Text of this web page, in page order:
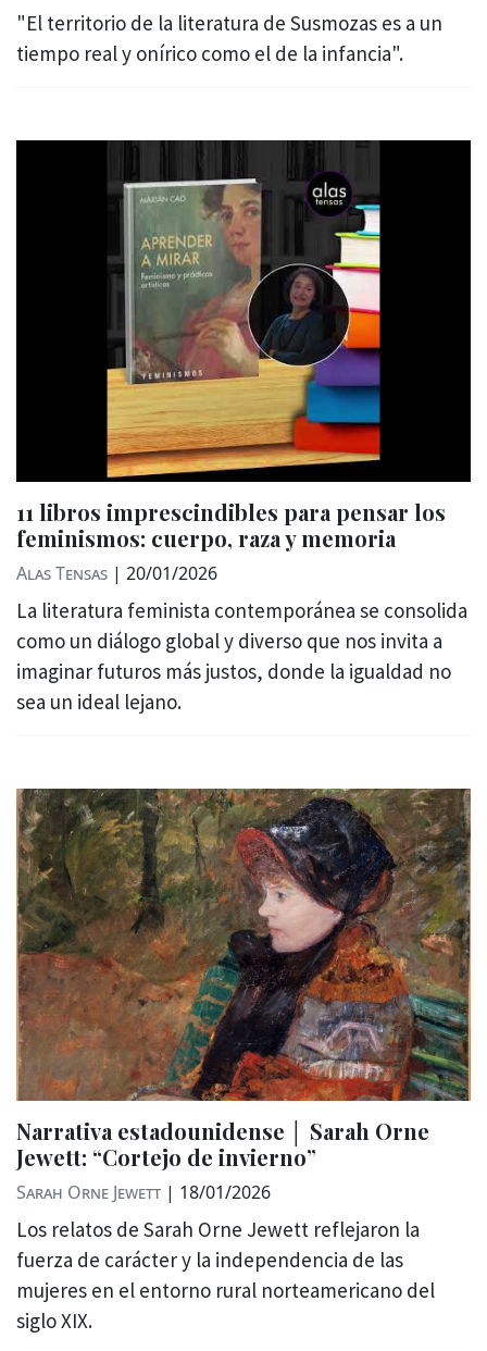
"El territorio de la literatura de Susmozas es a un
tiempo real y onírico como el de la infancia".
11 libros imprescindibles para pensar los
feminismos: cuerpo, raza y memoria
Alas Tensas | 20/01/2026
La literatura feminista contemporánea se consolida
como un diálogo global y diverso que nos invita a
imaginar futuros más justos, donde la igualdad no
sea un ideal lejano.
Narrativa estadounidense │ Sarah Orne
Jewett: “Cortejo de invierno”
Sarah Orne Jewett | 18/01/2026
Los relatos de Sarah Orne Jewett reflejaron la
fuerza de carácter y la independencia de las
mujeres en el entorno rural norteamericano del
siglo XIX.